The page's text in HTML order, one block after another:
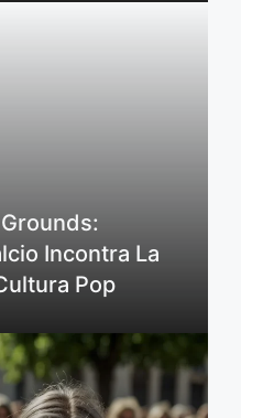
Incontra La
Pop